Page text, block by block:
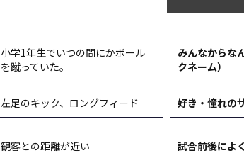
小学1年生でいつの間にかボール
を蹴っていた。
みんなからな
クネーム）
左足のキック、ロングフィード 好き・憧れの
観客との距離が近い 試合前後によ